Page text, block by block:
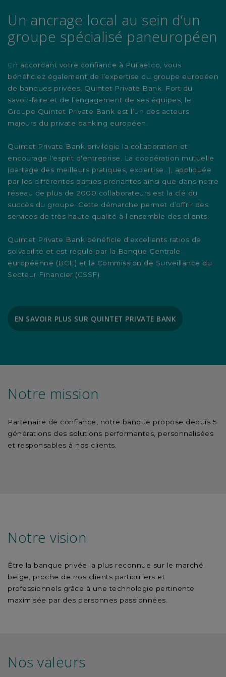
Un ancrage local au sein d’un
groupe spécialisé paneuropéen
En accordant votre confiance à Puilaetco, vous
bénéficiez également de l’expertise du groupe européen
de banques privées, Quintet Private Bank. Fort du
savoir-faire et de l’engagement de ses équipes, le
Groupe Quintet Private Bank est l’un des acteurs
majeurs du private banking européen.
Quintet Private Bank privilégie la collaboration et
encourage l'esprit d'entreprise. La coopération mutuelle
(partage des meilleurs pratiques, expertise…), appliquée
par les différentes parties prenantes ainsi que dans notre
réseau de plus de 2000 collaborateurs est la clé du
succès du groupe. Cette démarche permet d’offrir des
services de très haute qualité à l’ensemble des clients.
Quintet Private Bank bénéficie d’excellents ratios de
solvabilité et est régulé par la Banque Centrale
européenne (BCE) et la Commission de Surveillance du
Secteur Financier (CSSF).
EN SAVOIR PLUS SUR QUINTET PRIVATE BANK
Notre mission
Partenaire de confiance, notre banque propose depuis 5
générations des solutions performantes, personnalisées
et responsables à nos clients.
Notre vision
Être la banque privée la plus reconnue sur le marché
belge, proche de nos clients particuliers et
professionnels grâce à une technologie pertinente
maximisée par des personnes passionnées.
Nos valeurs